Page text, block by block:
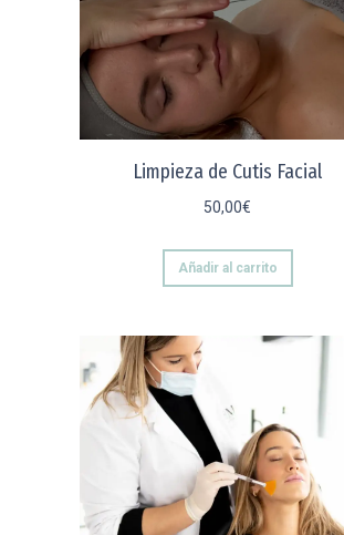
Limpieza de Cutis Facial
50,00€
Añadir al carrito